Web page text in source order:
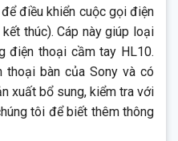
điều khiển cuộc gọi điện
thúc). Cáp này giúp loại
điện thoại cầm tay HL10.
thoại bàn của Sony và có
xuất bổ sung, kiểm tra với
tôi để biết thêm thông